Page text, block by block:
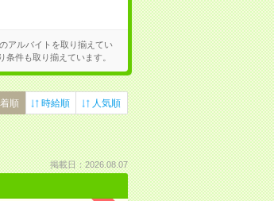
アルバイトを取り揃えてい
条件も取り揃えています。
順 時給順 人気順
掲載日：2026.08.07